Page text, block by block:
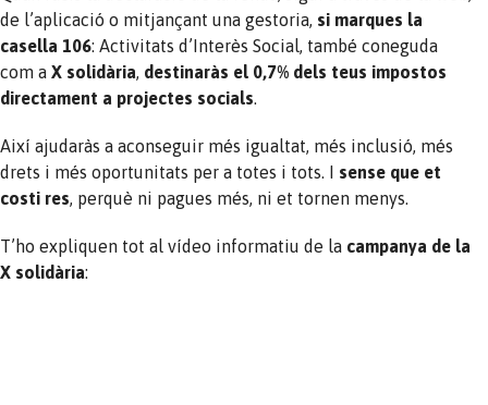
de l’aplicació o mitjançant una gestoria, si marques la
casella 106: Activitats d’Interès Social, també coneguda
com a X solidària destinaràs el 0,7% dels teus impostos
directament a projectes socials
Així ajudaràs a aconseguir més igualtat, més inclusió, més
drets i més oportunitats per a totes i tots. I sense que et
costi res , perquè ni pagues més, ni et tornen menys.
T’ho expliquen tot al vídeo informatiu de la campanya de la
X solidària: